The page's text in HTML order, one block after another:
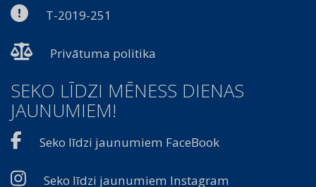
T-2019-251
Privātuma politika
SEKO LĪDZI MĒNESS DIENAS
JAUNUMIEM!
Seko līdzi jaunumiem FaceBook
Seko līdzi jaunumiem Instagram